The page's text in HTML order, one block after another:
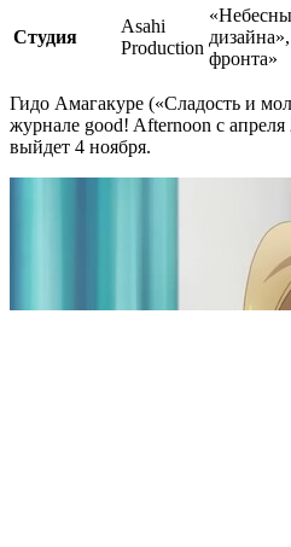
Студия
Asahi
Production
фронта»
Гидо Амагакуре («Сладость и
журнале good! Afternoon с
выйдет 4 ноября.